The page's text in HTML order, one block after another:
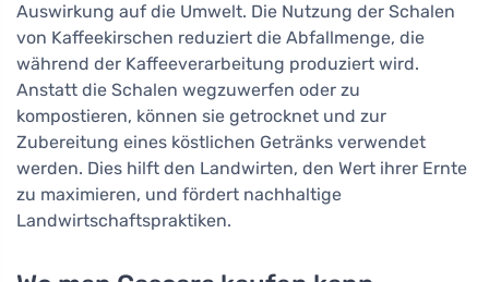
Auswirkung auf die Umwelt. Die Nutzung der Schalen
von Kaffeekirschen reduziert die Abfallmenge, die
während der Kaffeeverarbeitung produziert wird.
Anstatt die Schalen wegzuwerfen oder zu
kompostieren, können sie getrocknet und zur
Zubereitung eines köstlichen Getränks verwendet
werden. Dies hilft den Landwirten, den Wert ihrer Ernte
zu maximieren, und fördert nachhaltige
Landwirtschaftspraktiken.